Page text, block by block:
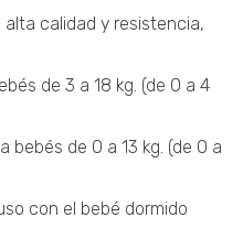
calidad y resistencia,
de 3 a 18 kg. (de 0 a 4
bebés de 0 a 13 kg. (de 0 a
con el bebé dormido